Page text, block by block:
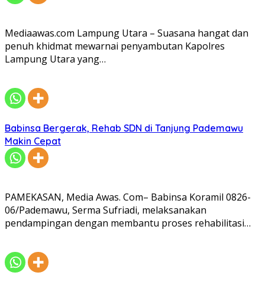
Mediaawas.com Lampung Utara – Suasana hangat dan
penuh khidmat mewarnai penyambutan Kapolres
Lampung Utara yang…
Babinsa Bergerak, Rehab SDN di Tanjung Pademawu
Makin Cepat
PAMEKASAN, Media Awas. Com– Babinsa Koramil 0826-
06/Pademawu, Serma Sufriadi, melaksanakan
pendampingan dengan membantu proses rehabilitasi…